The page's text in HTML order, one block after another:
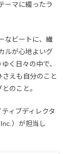
ーマに綴ったラ
なビートに、繊
ルが心地よいグ
く日々の中で、
えも自分のこと
のこと。
ィブディレクタ
）が担当し